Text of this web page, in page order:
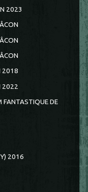
2023
2018
2022
FANTASTIQUE DE
2016